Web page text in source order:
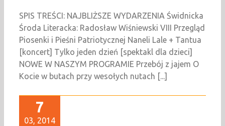
SPIS TREŚCI: NAJBLIŻSZE WYDARZENIA Świdnicka
Środa Literacka: Radosław Wiśniewski VIII Przegląd
Piosenki i Pieśni Patriotycznej Naneli Lale + Tantua
[koncert] Tylko jeden dzień [spektakl dla dzieci]
NOWE W NASZYM PROGRAMIE Przebój z jajem O
Kocie w butach przy wesołych nutach [...]
7
03, 2014